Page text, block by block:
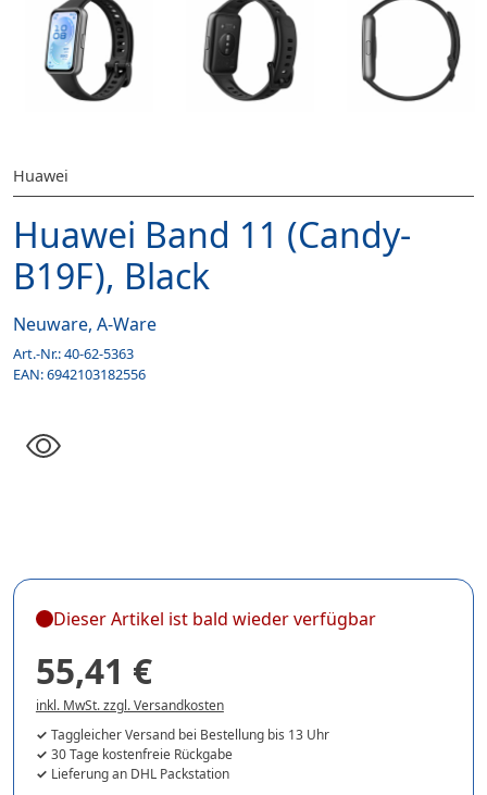
Huawei
Huawei Band 11 (Candy-
B19F), Black
Neuware, A-Ware
Art.-Nr.:40-62-5363
EAN:6942103182556
Dieser Artikel ist bald wieder verfügbar
55,41 €
inkl. MwSt. zzgl. Versandkosten
Taggleicher Versand bei Bestellung bis 13 Uhr
30 Tage kostenfreie Rückgabe
Lieferung an DHL Packstation